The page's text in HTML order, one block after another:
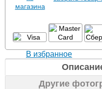
В избранное
Другие